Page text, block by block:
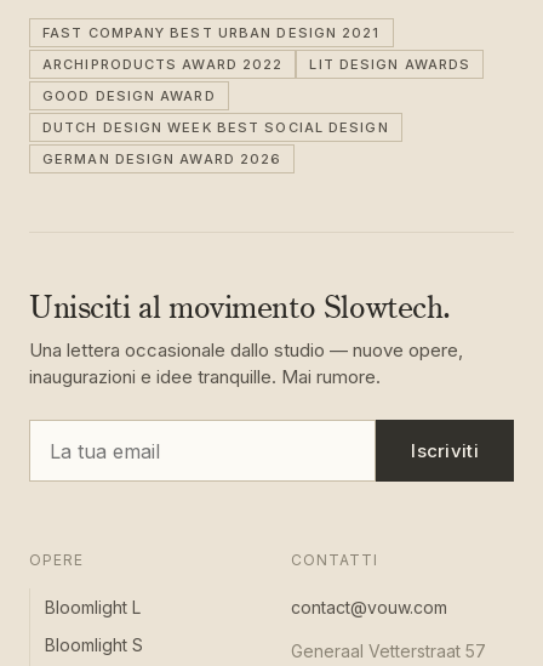
FAST COMPANY BEST URBAN DESIGN 2021
ARCHIPRODUCTS AWARD 2022
LIT DESIGN AWARDS
GOOD DESIGN AWARD
DUTCH DESIGN WEEK BEST SOCIAL DESIGN
GERMAN DESIGN AWARD 2026
Unisciti al movimento Slowtech.
Una lettera occasionale dallo studio — nuove opere,
inaugurazioni e idee tranquille. Mai rumore.
Iscriviti
OPERE
Bloomlight L
Bloomlight S
CONTATTI
contact@vouw.com
Generaal Vetterstraat 57